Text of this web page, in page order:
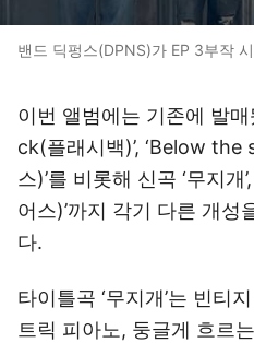
밴드 딕펑스(DPNS)가 EP 3부작
이번 앨범에는 기존에 발매
ck(플래시백)’, ‘Below
스)’를 비롯해 신곡 ‘무지개
어스)’까지 각기 다른 개성
다.
타이틀곡 ‘무지개’는 빈티
트릭 피아노, 둥글게 흐르